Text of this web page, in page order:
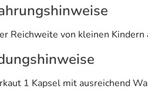
Reichweite von kleinen
1 Kapsel mit ausreichend